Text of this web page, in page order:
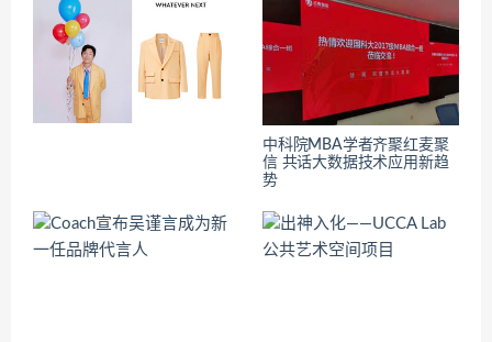
中科院MBA学者齐聚红麦聚
信 共话大数据技术应用新趋
势